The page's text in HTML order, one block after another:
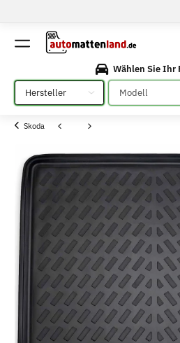
Wählen Sie Ihr
Bitte auswählen
Bitte auswählen
Skoda